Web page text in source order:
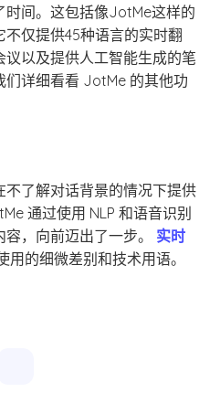
时间。这包括像JotMe这样的
仅提供45种语言的实时翻
以及提供人工智能生成的笔
们详细看看 JotMe 的其他功
了解对话背景的情况下提供
通过使用 NLP 和语音识别
，向前迈出了一步。 实时
的细微差别和技术用语。